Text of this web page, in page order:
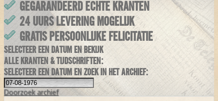
GEGARANDEERD ECHTE KRANTEN
24 UURS LEVERING MOGELIJK
GRATIS PERSOONLIJKE FELICITATIE
SELECTEER EEN DATUM EN BEKIJK
ALLE KRANTEN & TIJDSCHRIFTEN:
SELECTEER EEN DATUM EN ZOEK IN HET ARCHIEF:
Doorzoek archief